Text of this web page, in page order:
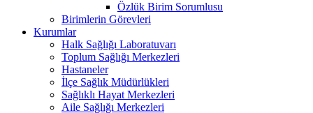
Özlük Birim Sorumlusu
Birimlerin Görevleri
Kurumlar
Halk Sağlığı Laboratuvarı
Toplum Sağlığı Merkezleri
Hastaneler
İlçe Sağlık Müdürlükleri
Sağlıklı Hayat Merkezleri
Aile Sağlığı Merkezleri